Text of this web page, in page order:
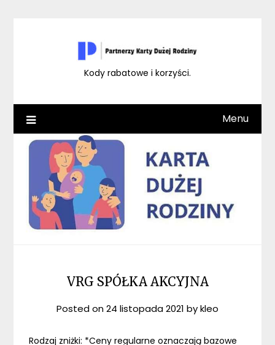
Kody rabatowe i korzyści.
Menu
VRG SPÓŁKA AKCYJNA
Posted on24 listopada 2021 bykleo
Rodzaj zniżki: *Ceny regularne oznaczają bazowe